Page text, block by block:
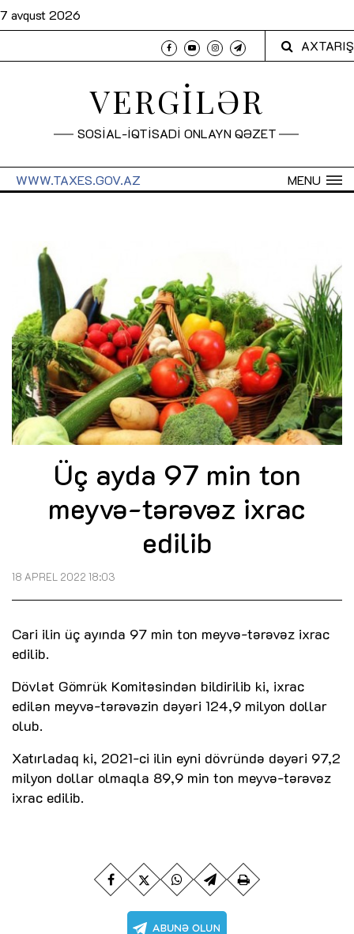
7 avqust 2026
AXTARIŞ
VERGİLƏR
SOSİAL-İQTİSADİ ONLAYN QƏZET
MENU
WWW.TAXES.GOV.AZ
Üç ayda 97 min ton
meyvə-tərəvəz ixrac
edilib
18 APREL 2022 18:03
Cari ilin üç ayında 97 min ton meyvə-tərəvəz ixrac
edilib.
Dövlət Gömrük Komitəsindən bildirilib ki, ixrac
edilən meyvə-tərəvəzin dəyəri 124,9 milyon dollar
olub.
Xatırladaq ki, 2021-ci ilin eyni dövründə dəyəri 97,2
milyon dollar olmaqla 89,9 min ton meyvə-tərəvəz
ixrac edilib.